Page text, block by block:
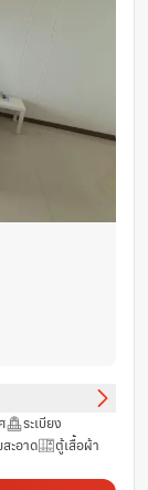
ระเบียง
ะอาด
ตู้เสื้อผ้า
LAN